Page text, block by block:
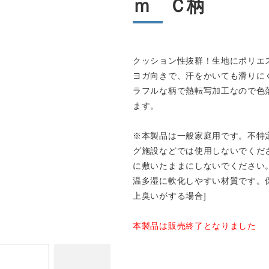
ｍ Ｃ柄
クッション性抜群！生地にポリ
ヨガ向きで、汗をかいても滑り
ラフルな柄で熱転写加工なので
ます。
※本製品は一般家庭用です。不特
グ施設などでは使用しないでく
に敷いたままにしないでくださ
温多湿に軟化しやすい材質です
上臭いがする場合]
本製品は販売終了となりました